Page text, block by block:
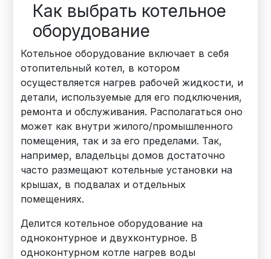
Как выбрать котельное
оборудование
Котельное оборудование включает в себя
отопительный котел, в котором
осуществляется нагрев рабочей жидкости, и
детали, используемые для его подключения,
ремонта и обслуживания. Располагаться оно
может как внутри жилого/промышленного
помещения, так и за его пределами. Так,
например, владельцы домов достаточно
часто размещают котельные установки на
крышах, в подвалах и отдельных
помещениях.
Делится котельное оборудование на
одноконтурное и двухконтурное. В
одноконтурном котле нагрев воды